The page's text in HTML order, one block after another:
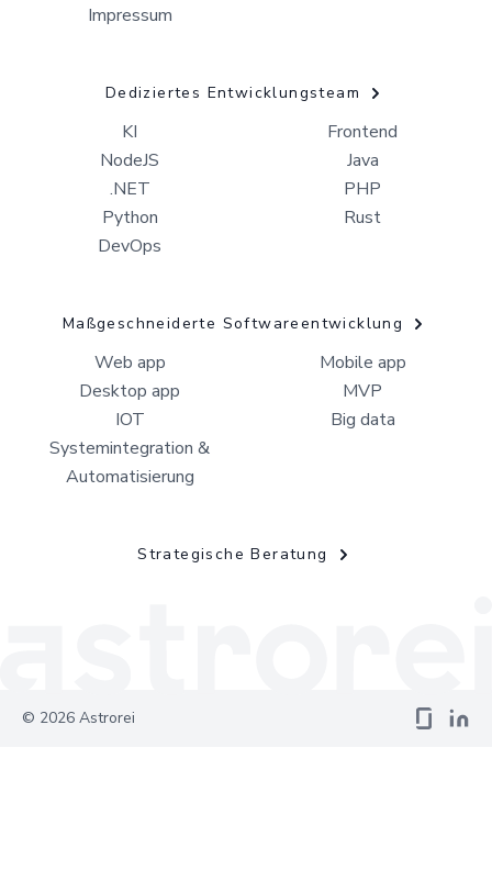
Impressum
Dediziertes Entwicklungsteam
KI
Frontend
NodeJS
Java
.NET
PHP
Python
Rust
DevOps
Maßgeschneiderte Softwareentwicklung
Web app
Mobile app
Desktop app
MVP
IOT
Big data
Systemintegration &
Automatisierung
Strategische Beratung
© 2026 Astrorei